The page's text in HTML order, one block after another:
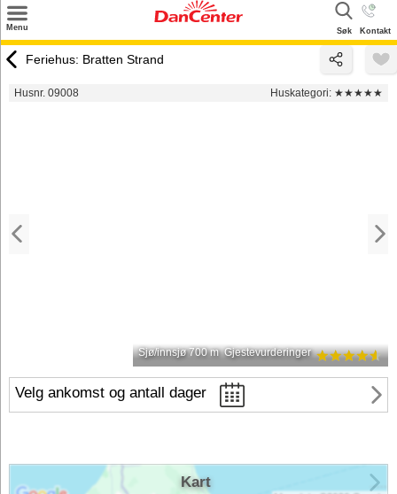
Menu Kontakt
Søk
Tilbud
Feriehus: Bratten Strand
Husnr. 09008 Huskategori: ★★★★★
Sjø/innsjø 700 m Gjestevurderinger
Velg ankomst og antall dager
Kart